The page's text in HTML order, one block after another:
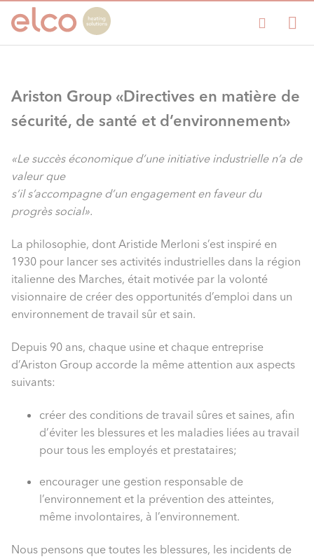
Ariston Group «Directives en matière de
sécurité, de santé et d’environnement»
«Le succès économique d’une initiative industrielle n’a de
valeur que
s’il s’accompagne d’un engagement en faveur du
progrès social».
La philosophie, dont Aristide Merloni s’est inspiré en
1930 pour lancer ses activités industrielles dans la région
italienne des Marches, était motivée par la volonté
visionnaire de créer des opportunités d’emploi dans un
environnement de travail sûr et sain.
Depuis 90 ans, chaque usine et chaque entreprise
d’Ariston Group accorde la même attention aux aspects
suivants:
créer des conditions de travail sûres et saines, afin
d’éviter les blessures et les maladies liées au travail
pour tous les employés et prestataires;
encourager une gestion responsable de
l’environnement et la prévention des atteintes,
même involontaires, à l’environnement.
Nous pensons que toutes les blessures, les incidents de